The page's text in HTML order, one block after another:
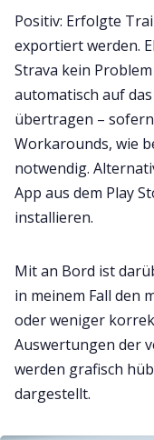
Positiv: Erfolgte
exportiert werden.
Strava kein
automatisch auf
übertragen –
Workarounds, wie
notwendig.
App aus dem Play
installieren.
Mit an Bord ist
in meinem Fall den
oder weniger
Auswertungen der
werden grafisch
dargestellt.